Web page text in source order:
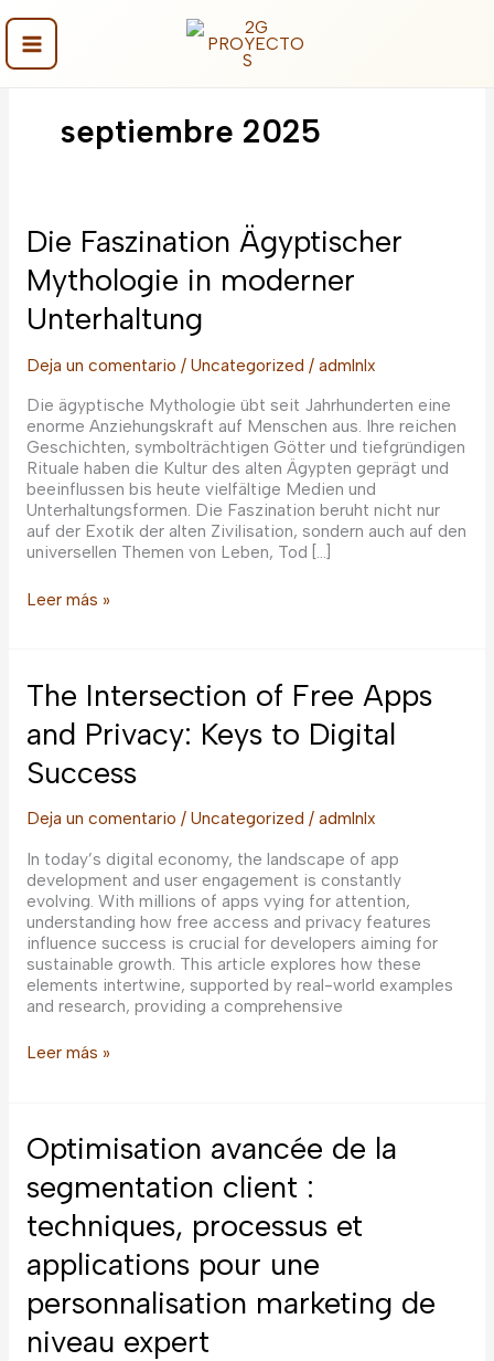
al
contenido
Main
septiembre 2025
Die Faszination Ägyptischer
Mythologie in moderner
Unterhaltung
Deja un comentario / Uncategorized / admlnlx
Die ägyptische Mythologie übt seit Jahrhunderten eine
enorme Anziehungskraft auf Menschen aus. Ihre reichen
Geschichten, symbolträchtigen Götter und tiefgründigen
Rituale haben die Kultur des alten Ägypten geprägt und
beeinflussen bis heute vielfältige Medien und
Unterhaltungsformen. Die Faszination beruht nicht nur
auf der Exotik der alten Zivilisation, sondern auch auf den
universellen Themen von Leben, Tod […]
Die
in
moderner
Unterhaltung
Leer más »
The Intersection of Free Apps
and Privacy: Keys to Digital
Success
Deja un comentario / Uncategorized / admlnlx
In today’s digital economy, the landscape of app
development and user engagement is constantly
evolving. With millions of apps vying for attention,
understanding how free access and privacy features
influence success is crucial for developers aiming for
sustainable growth. This article explores how these
elements intertwine, supported by real-world examples
and research, providing a comprehensive
The
Apps
and
Privacy:
Keys
to
Digital
Success
Leer más »
Optimisation avancée de la
segmentation client :
techniques, processus et
applications pour une
personnalisation marketing de
niveau expert